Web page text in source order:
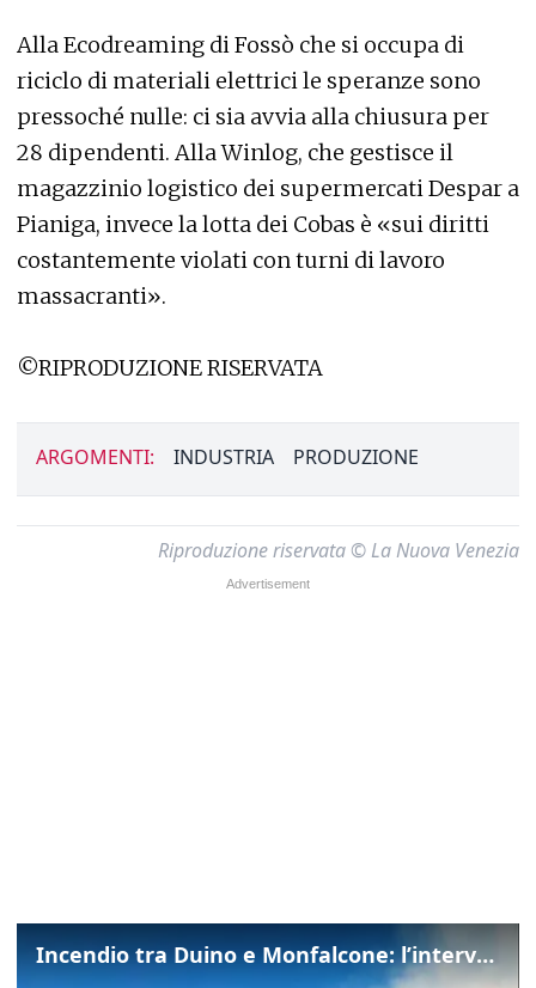
Alla Ecodreaming di Fossò che si occupa di
riciclo di materiali elettrici le speranze sono
pressoché nulle: ci sia avvia alla chiusura per
28 dipendenti. Alla Winlog, che gestisce il
magazzinio logistico dei supermercati Despar a
Pianiga, invece la lotta dei Cobas è «sui diritti
costantemente violati con turni di lavoro
massacranti».
©RIPRODUZIONE RISERVATA
ARGOMENTI: INDUSTRIA PRODUZIONE
Riproduzione riservata © La Nuova Venezia
Incendio tra Duino e Monfalcone: l’intervento dei vigili del fuoco